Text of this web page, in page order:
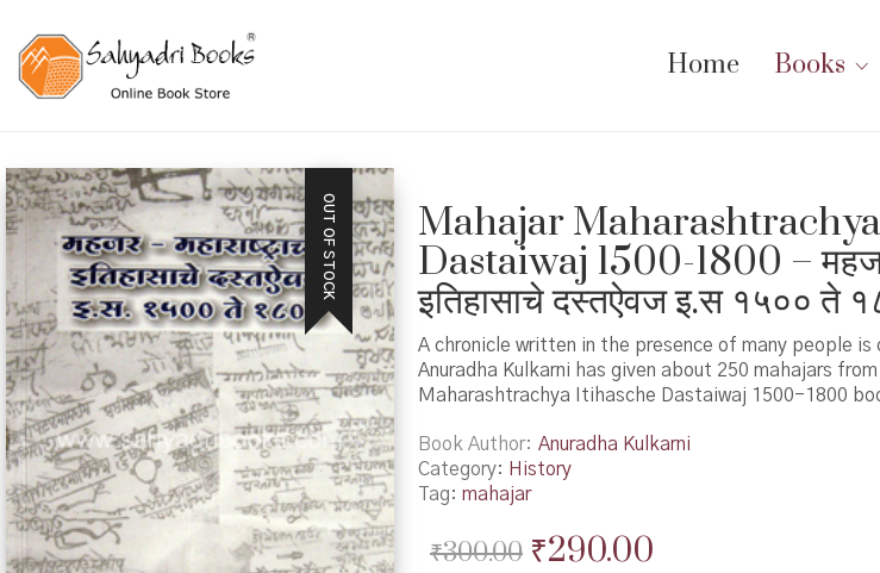
Home Books
OUT OF STOCK
Mahajar
Dastaiwaj 1500-1800 – महजर
इतिहासाचे दस्तऐवज इ.स १५०० ते
A chronicle written in the presence of many people is
Anuradha Kulkarni has given about 250 mahajars
Maharashtrachya Itihasche Dastaiwaj 1500-1800
Book Author
Anuradha Kulkarni
Category: History
Tag: mahajar
₹300.00 Original
₹290.00Current